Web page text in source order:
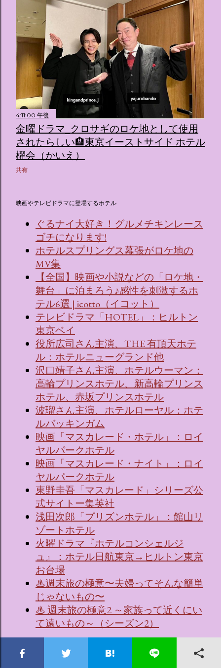
4:11:00 午後
金曜ドラマ_クロサギのロケ地として使用
されたらしい🏨東京イーストサイド ホテル
櫂会（かいえ）
共有
映画やテレビドラマに登場するホテル
ぐるナイ大好き！グルメチキンレース
ゴチになります!
ホテルスプリングス幕張がロケ地の
MV集
【全国】映画や小説などの「ロケ地・
舞台」に泊まろう♪感性を刺激するホ
テル6選 | icotto（イコット）
テレビドラマ「HOTEL」：ヒルトン
東京ベイ
役所広司さん主演、THE 有頂天ホテ
ル：ホテルニューグランド他
沢口靖子さん主演、ホテルウーマン：
高輪プリンスホテル、新高輪プリンス
ホテル、赤坂プリンスホテル
波瑠さん主演、ホテルローヤル：ホテ
ルバッキンガム
映画「マスカレード・ホテル」：ロイ
ヤルパークホテル
映画「マスカレード・ナイト」：ロイ
ヤルパークホテル
東野圭吾「マスカレード」シリーズ公
式サイトー集英社
浅田次郎「プリズンホテル」：館山リ
ゾートホテル
火曜ドラマ『ホテルコンシェルジ
ュ』：ホテル日航東京→ヒルトン東京
お台場
♨週末旅の極意〜夫婦ってそんな簡単
じゃないもの〜
♨ 週末旅の極意2 ～家族って近くにい
て遠いもの～（シーズン2）
ソロシティホテル大好き！ソロ活女子のススメ